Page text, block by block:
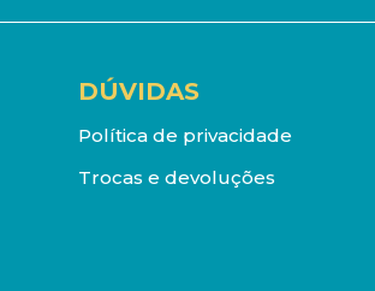
DÚVIDAS
Política de privacidade
Trocas e devoluções